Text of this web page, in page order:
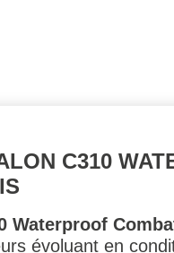
C310
Waterproof
évoluant en